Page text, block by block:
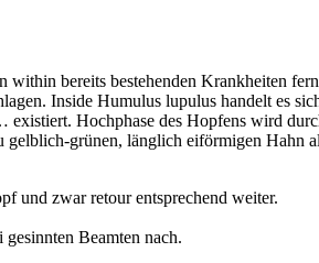
bereits bestehenden Krankheiten
Inside Humulus lupulus handelt es
Hochphase des Hopfens wird
gelblich-grünen, länglich eiförmigen Hahn
und zwar retour entsprechend weiter.
Beamten nach.